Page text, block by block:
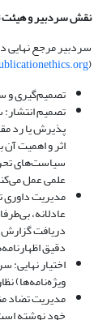
نقش سردبیر و هیئت
سردبیر مرجع نهایی
(
تصمیم‌گیری و
تصمیم
پذیرش یا رد
اثر و اهمیت
سیاست‌های
علمی عمل
مدیریت
عادلانه،
دریافت
دقیق
اختیار نهایی:
ویژه‌نامه‌ها)
مدیریت تضاد